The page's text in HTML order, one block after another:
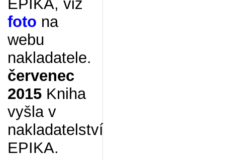
EPIKA, viz
foto na
webu
nakladatele.
červenec
2015Kniha
vyšla v
nakladatelství
EPIKA.